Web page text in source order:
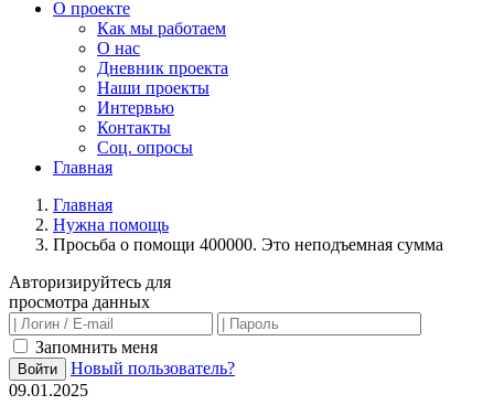
О проекте
Как мы работаем
О нас
Дневник проекта
Наши проекты
Интервью
Контакты
Соц. опросы
Главная
Главная
Нужна помощь
Просьба о помощи 400000. Это неподъемная сумма
Авторизируйтесь для
просмотра данных
Запомнить меня
Войти
Новый пользователь?
09.01.2025